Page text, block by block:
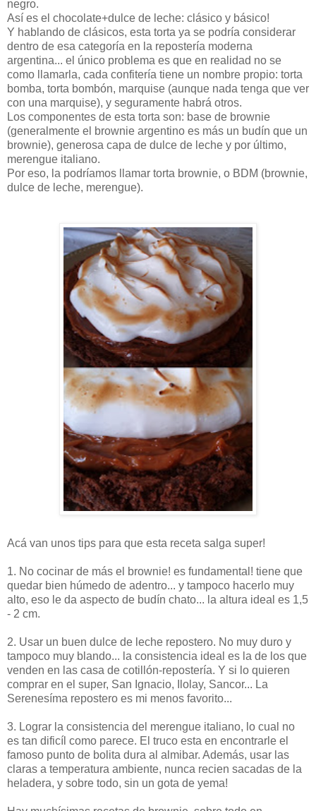
negro.
Así es el chocolate+dulce de leche: clásico y básico!
Y hablando de clásicos, esta torta ya se podría considerar
dentro de esa categoría en la repostería moderna
argentina... el único problema es que en realidad no se
como llamarla, cada confitería tiene un nombre propio: torta
bomba, torta bombón, marquise (aunque nada tenga que ver
con una marquise), y seguramente habrá otros.
Los componentes de esta torta son: base de brownie
(generalmente el brownie argentino es más un budín que un
brownie), generosa capa de dulce de leche y por último,
merengue italiano.
Por eso, la podríamos llamar torta brownie, o BDM (brownie,
dulce de leche, merengue).
Acá van unos tips para que esta receta salga super!
1. No cocinar de más el brownie! es fundamental! tiene que
quedar bien húmedo de adentro... y tampoco hacerlo muy
alto, eso le da aspecto de budín chato... la altura ideal es 1,5
- 2 cm.
2. Usar un buen dulce de leche repostero. No muy duro y
tampoco muy blando... la consistencia ideal es la de los que
venden en las casa de cotillón-repostería. Y si lo quieren
comprar en el super, San Ignacio, Ilolay, Sancor... La
Serenesíma repostero es mi menos favorito...
3. Lograr la consistencia del merengue italiano, lo cual no
es tan dificíl como parece. El truco esta en encontrarle el
famoso punto de bolita dura al almibar. Además, usar las
claras a temperatura ambiente, nunca recien sacadas de la
heladera, y sobre todo, sin un gota de yema!